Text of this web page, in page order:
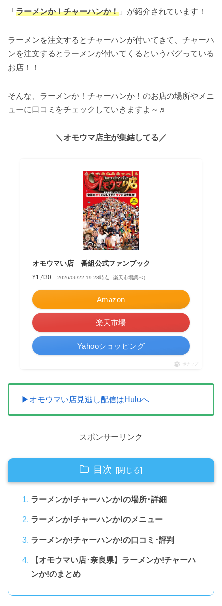
「 ラーメンか！チャーハンか！ 」が紹介されています！
ラーメンを注文するとチャーハンが付いてきて、チャーハ
ンを注文するとラーメンが付いてくるというバグっている
お店！！
そんな、ラーメンか！チャーハンか！のお店の場所やメニ
ューに口コミをチェックしていきますよ～♬
＼オモウマ店主が集結してる／
オモウマい店 番組公式ファンブック
¥1,430 （2026/06/22 19:28時点 | 楽天市場調べ）
Amazon
楽天市場
Yahooショッピング
ポチップ
▶オモウマい店見逃し配信はHuluへ
スポンサーリンク
目次
ラーメンか!チャーハンか!の場所･詳細
ラーメンか!チャーハンか!のメニュー
ラーメンか!チャーハンか!の口コミ･評判
【オモウマい店･奈良県】ラーメンか!チャーハ
ンか!のまとめ